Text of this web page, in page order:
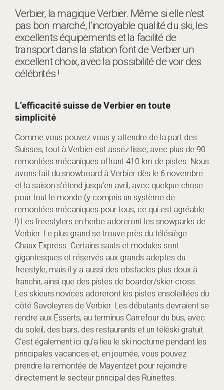
Verbier, la magique Verbier. Même si elle n'est
pas bon marché, l'incroyable qualité du ski, les
excellents équipements et la facilité de
transport dans la station font de Verbier un
excellent choix, avec la possibilité de voir des
célébrités !
L’efficacité suisse de Verbier en toute
simplicité
Comme vous pouvez vous y attendre de la part des
Suisses, tout à Verbier est assez lisse, avec plus de 90
remontées mécaniques offrant 410 km de pistes. Nous
avons fait du snowboard à Verbier dès le 6 novembre
et la saison s’étend jusqu’en avril, avec quelque chose
pour tout le monde (y compris un système de
remontées mécaniques pour tous, ce qui est agréable
!) Les freestylers en herbe adoreront les snowparks de
Verbier. Le plus grand se trouve près du télésiège
Chaux Express. Certains sauts et modules sont
gigantesques et réservés aux grands adeptes du
freestyle, mais il y a aussi des obstacles plus doux à
franchir, ainsi que des pistes de boarder/skier cross.
Les skieurs novices adoreront les pistes ensoleillées du
côté Savoleyres de Verbier. Les débutants devraient se
rendre aux Esserts, au terminus Carrefour du bus, avec
du soleil, des bars, des restaurants et un téléski gratuit.
C’est également ici qu’a lieu le ski nocturne pendant les
principales vacances et, en journée, vous pouvez
prendre la remontée de Mayentzet pour rejoindre
directement le secteur principal des Ruinettes.